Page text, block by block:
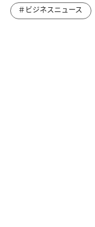
＃ビジネスニュース